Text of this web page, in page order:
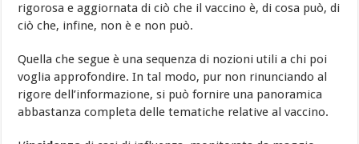
rigorosa e aggiornata di ciò che il vaccino è, di cosa può, di
ciò che, infine, non è e non può.
Quella che segue è una sequenza di nozioni utili a chi poi
voglia approfondire. In tal modo, pur non rinunciando al
rigore dell’informazione, si può fornire una panoramica
abbastanza completa delle tematiche relative al vaccino.